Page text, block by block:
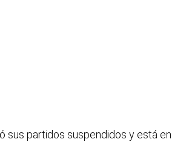
sus partidos suspendidos y está en